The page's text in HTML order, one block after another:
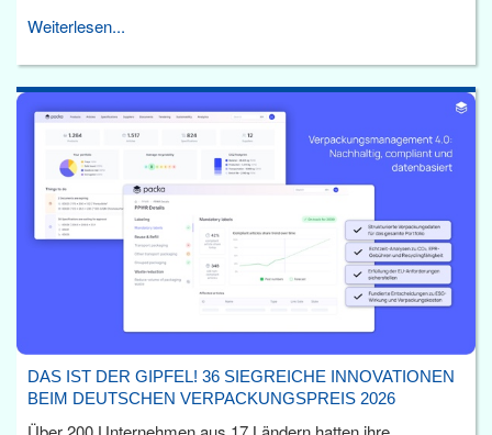
Weiterlesen...
DAS IST DER GIPFEL! 36 SIEGREICHE INNOVATIONEN
BEIM DEUTSCHEN VERPACKUNGSPREIS 2026